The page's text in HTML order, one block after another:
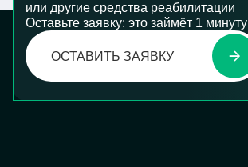
или другие средства реабилитации
Оставьте заявку: это займёт 1 минуту
ОСТАВИТЬ ЗАЯВКУ